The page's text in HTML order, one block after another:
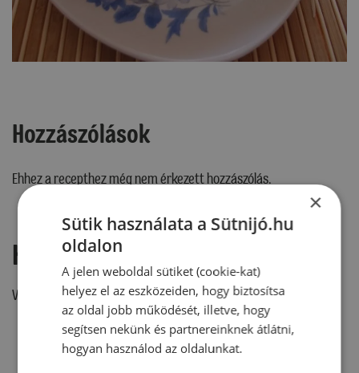
Hozzászólások
Ehhez a recepthez még nem érkezett hozzászólás.
Hozzászólás írása
Vélemény írásához, kérjük,jelentkezz be!
×
Sütik használata a Sütnijó.hu
oldalon
A jelen weboldal sütiket (cookie-kat)
helyez el az eszközeiden, hogy biztosítsa
az oldal jobb működését, illetve, hogy
segítsen nekünk és partnereinknek átlátni,
hogyan használod az oldalunkat.